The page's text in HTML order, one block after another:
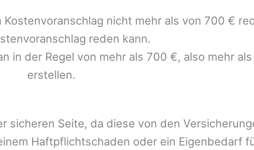
nicht mehr als von 700 €
reden kann.
in der Regel von mehr als 700 €, also mehr
erstellen.
sicheren Seite, da diese von den
Haftpflichtschaden oder ein Eigenbedarf